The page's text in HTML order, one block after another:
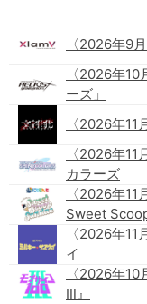
〈2026年9
〈2026年10
ーズ」
〈2026年
〈2026年11
カラーズ
〈2026年
Sweet
〈2026年
イ
〈2026年10
Ⅲ』